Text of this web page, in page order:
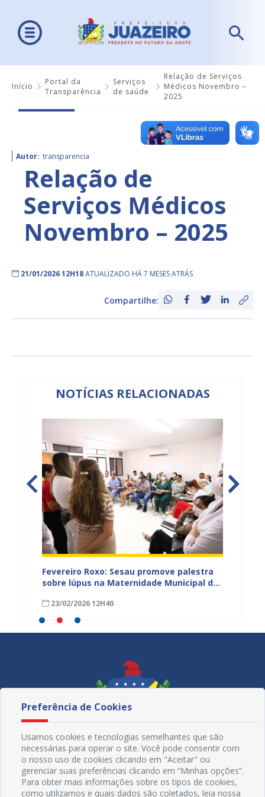
Início
Portal da
Transparência
Serviços
de saúde
Relação de Serviços
Médicos Novembro –
2025
Autor: transparencia
Relação de
Serviços Médicos
Novembro – 2025
21/01/2026 12H18ATUALIZADO HÁ 7 MESES ATRÁS
Compartilhe:
NOTÍCIAS RELACIONADAS
Fevereiro Roxo: Sesau promove palestra
sobre lúpus na Maternidade Municipal de
23/02/2026 12H40
Preferência de Cookies
Usamos cookies e tecnologias semelhantes que são
necessárias para operar o site. Você pode consentir com
o nosso uso de cookies clicando em "Aceitar" ou
gerenciar suas preferências clicando em “Minhas opções”.
Para obter mais informações sobre os tipos de cookies,
como utilizamos e quais dados são coletados, leia nossa